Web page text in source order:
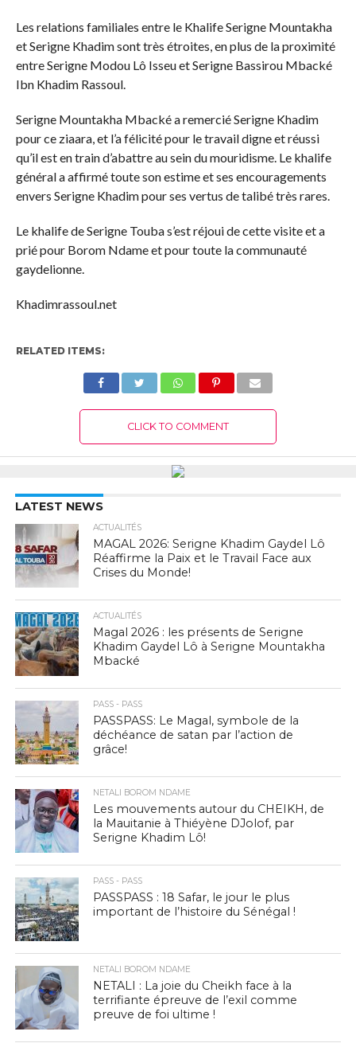
Les relations familiales entre le Khalife Serigne Mountakha
et Serigne Khadim sont très étroites, en plus de la proximité
entre Serigne Modou Lô Isseu et Serigne Bassirou Mbacké
Ibn Khadim Rassoul.
Serigne Mountakha Mbacké a remercié Serigne Khadim
pour ce ziaara, et l’a félicité pour le travail digne et réussi
qu’il est en train d’abattre au sein du mouridisme. Le khalife
général a affirmé toute son estime et ses encouragements
envers Serigne Khadim pour ses vertus de talibé très rares.
Le khalife de Serigne Touba s’est réjoui de cette visite et a
prié pour Borom Ndame et pour toute la communauté
gaydelionne.
Khadimrassoul.net
RELATED ITEMS:
CLICK TO COMMENT
LATEST NEWS
ACTUALITÉS
MAGAL 2026: Serigne Khadim Gaydel Lô
Réaffirme la Paix et le Travail Face aux
Crises du Monde!
ACTUALITÉS
Magal 2026 : les présents de Serigne
Khadim Gaydel Lô à Serigne Mountakha
Mbacké
PASS - PASS
PASSPASS: Le Magal, symbole de la
déchéance de satan par l’action de
grâce!
NETALI BOROM NDAME
Les mouvements autour du CHEIKH, de
la Mauitanie à Thiéyène DJolof, par
Serigne Khadim Lô!
PASS - PASS
PASSPASS : 18 Safar, le jour le plus
important de l’histoire du Sénégal !
NETALI BOROM NDAME
NETALI : La joie du Cheikh face à la
terrifiante épreuve de l’exil comme
preuve de foi ultime !